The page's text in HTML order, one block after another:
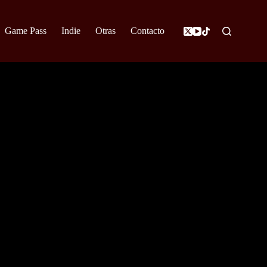
Game Pass Indie Otras Contacto